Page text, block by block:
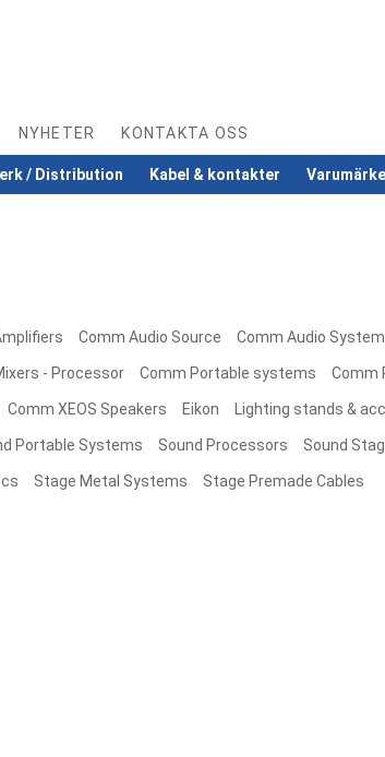
NYHETER KONTAKTA OSS
/ Distribution Kabel & kontakter Varumärke
Comm Audio Source Comm Audio
- Processor Comm Portable systems Comm
Comm XEOS Speakers Eikon Lighting stands &
Portable Systems Sound Processors Sound
Stage Metal Systems Stage Premade Cables